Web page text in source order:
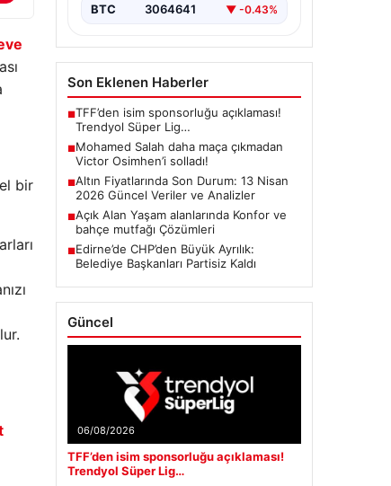
bir
BTC 3064641 ▼ -0.43%
Son Eklenen Haberler
■TFF’den isim sponsorluğu açıklaması!
Trendyol Süper Lig…
■Mohamed Salah daha maça çıkmadan
Victor Osimhen’i solladı!
■Altın Fiyatlarında Son Durum: 13 Nisan
2026 Güncel Veriler ve Analizler
■Açık Alan Yaşam alanlarında Konfor ve
bahçe mutfağı Çözümleri
■Edirne’de CHP’den Büyük Ayrılık:
Belediye Başkanları Partisiz Kaldı
Güncel
06/08/2026
TFF’den isim sponsorluğu açıklaması!
Trendyol Süper Lig…